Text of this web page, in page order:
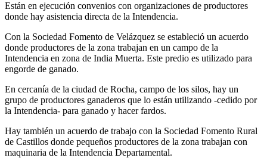
Están en ejecución convenios con organizaciones de productores
donde hay asistencia directa de la Intendencia.
Con la Sociedad Fomento de Velázquez se estableció un acuerdo
donde productores de la zona trabajan en un campo de la
Intendencia en zona de India Muerta. Este predio es utilizado para
engorde de ganado.
En cercanía de la ciudad de Rocha, campo de los silos, hay un
grupo de productores ganaderos que lo están utilizando -cedido por
la Intendencia- para ganado y hacer fardos.
Hay también un acuerdo de trabajo con la Sociedad Fomento Rural
de Castillos donde pequeños productores de la zona trabajan con
maquinaria de la Intendencia Departamental.